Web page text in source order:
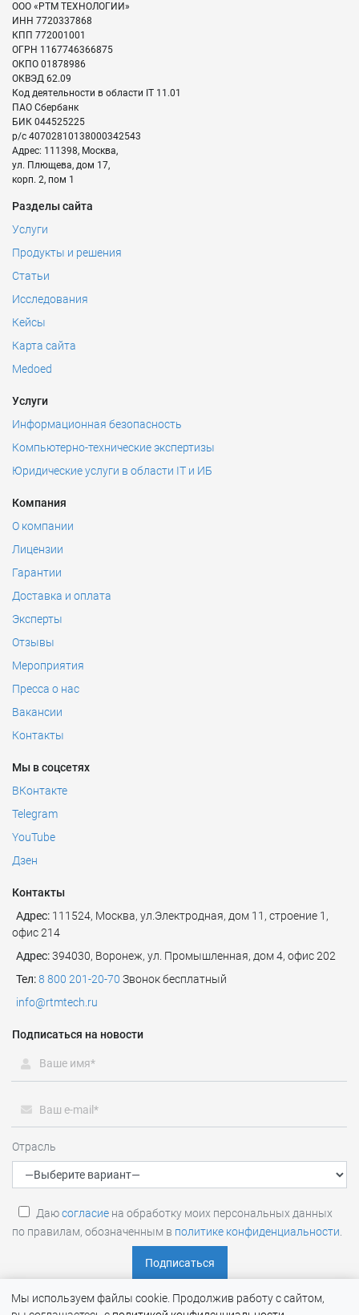
Мы используем файлы cookie. Продолжив работу с сайтом,
ООО «РТМ ТЕХНОЛОГИИ»
ИНН 7720337868
КПП 772001001
ОГРН 1167746366875
ОКПО 01878986
ОКВЭД 62.09
Код деятельности в области IT 11.01
ПАО Сбербанк
БИК 044525225
р/с 40702810138000342543
Адрес: 111398, Москва,
ул. Плющева, дом 17,
корп. 2, пом 1
Разделы сайта
Услуги
Продукты и решения
Статьи
Исследования
Кейсы
Карта сайта
Medoed
Услуги
Информационная безопасность
Компьютерно-технические экспертизы
Юридические услуги в области IT и ИБ
Компания
О компании
Лицензии
Гарантии
Доставка и оплата
Эксперты
Отзывы
Мероприятия
Пресса о нас
Вакансии
Контакты
Мы в соцсетях
ВКонтакте
Telegram
YouTube
Дзен
Контакты
Адрес: 111524, Москва, ул.Электродная, дом 11, строение 1,
офис 214
Адрес:394030, Воронеж, ул. Промышленная, дом 4, офис 202
Тел:8 800 201-20-70 Звонок бесплатный
info@rtmtech.ru
Подписаться на новости
Отрасль
Даюсогласие на обработку моих персональных данных
по правилам, обозначенным в политике конфиденциальности